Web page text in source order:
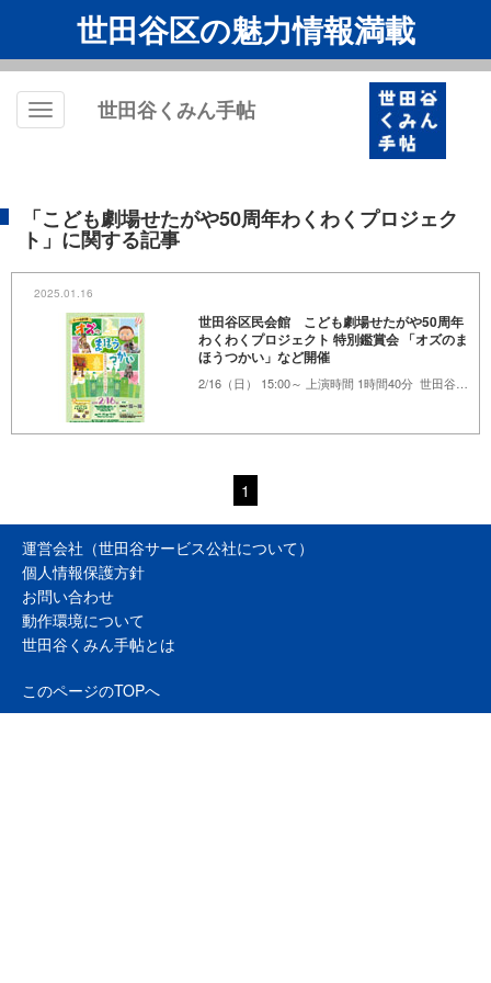
世田谷区の魅力情報満載
Toggle
世田谷くみん手帖
「こども劇場せたがや50周年わくわくプロジェク
ト」に関する記事
2025.01.16
世田谷区民会館 こども劇場せたがや50周年
わくわくプロジェクト 特別鑑賞会 「オズのま
ほうつかい」など開催
1
運営会社（世田谷サービス公社について）
個人情報保護方針
お問い合わせ
動作環境について
世田谷くみん手帖とは
このページのTOPへ